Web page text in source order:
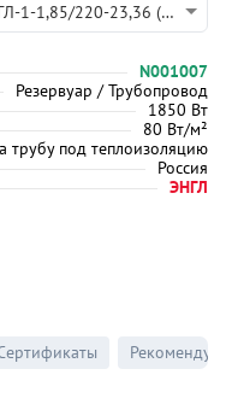
(подключение с двух сторон)
N001007
Резервуар / Трубопровод
1850 Вт
80 Вт/м²
трубу под теплоизоляцию
Россия
ЭНГЛ